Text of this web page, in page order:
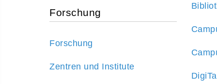
Forschung
Forschung
Zentren und Institute